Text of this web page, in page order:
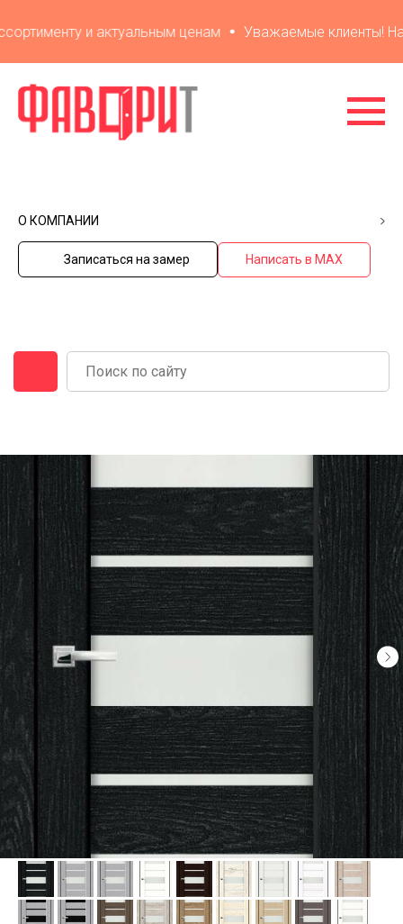
и актуальным ценам Уважаемые клиенты! На
О КОМПАНИИ
Записаться на замер Написать в MAX